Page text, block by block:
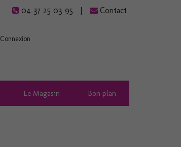
04 37 25 03 95 Contact
Connexion
Le Magasin Bon plan